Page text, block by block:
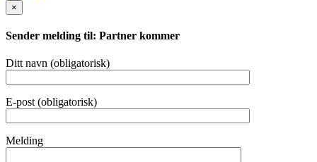
×
Sender melding til: Partner kommer
Ditt navn (obligatorisk)
E-post (obligatorisk)
Melding